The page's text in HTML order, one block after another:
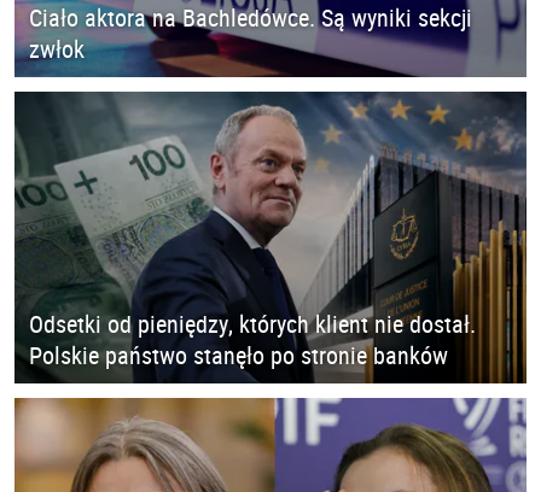
Ciało aktora na Bachledówce. Są wyniki sekcji
zwłok
Odsetki od pieniędzy, których klient nie dostał.
Polskie państwo stanęło po stronie banków